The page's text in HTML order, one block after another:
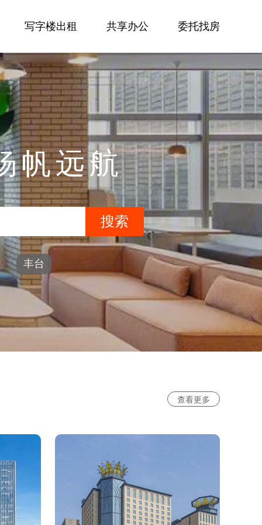
写字楼出租 共享办公 委托找房
帆远航
丰台
查看更多